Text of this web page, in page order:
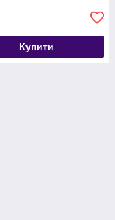
Купити